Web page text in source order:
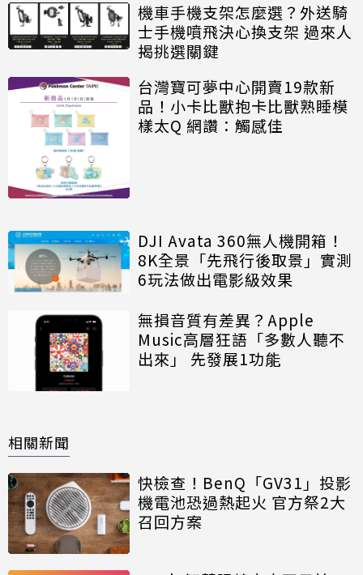
機車手機支架怎麼選？外送騎
士手機噴飛決心換支架 過來人
揭挑選關鍵
台灣寶可夢中心開賣19款新
品！小卡比獸抱卡比獸熟睡模
樣太Q 網讚：觸感佳
DJI Avata 360無人機開箱！
8K全景「先飛行後取景」實測
6玩法做出電影級效果
無損音質有差異？Apple
Music高層狂語「多數人聽不
出來」 先發展1功能
相關新聞
快檢查！BenQ「GV31」投影
機電池恐過熱起火 官方祭2大
召回方案